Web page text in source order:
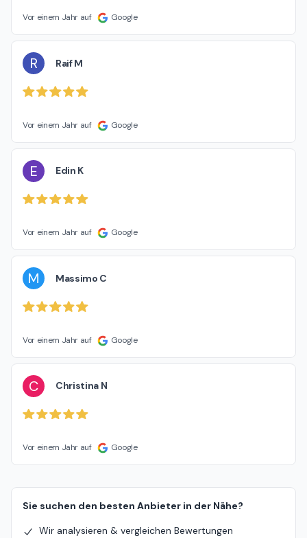
Vor einem Jahr auf Google
R Raif M
Vor einem Jahr auf Google
E Edin K
Vor einem Jahr auf Google
M Massimo C
Vor einem Jahr auf Google
C Christina N
Vor einem Jahr auf Google
Sie suchen den besten Anbieter in der Nähe?
Wir analysieren & vergleichen Bewertungen